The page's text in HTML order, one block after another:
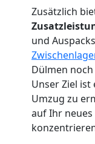
Zusätzlich
und
Dülmen
Unser Ziel
Umzug zu
auf Ihr neues